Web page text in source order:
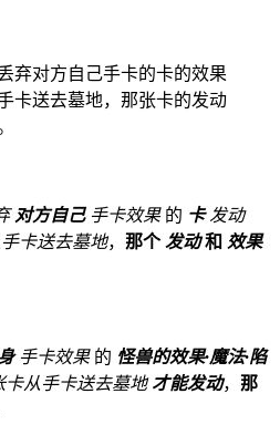
弃对方自己手卡的卡的效果
卡送去墓地，那张卡的发动
对方自己手卡效果的 卡 发动
卡送去墓地， 那个发动和 效果
手卡效果的 怪兽的效果·魔法·陷
卡从手卡送去墓地 才能发动， 那